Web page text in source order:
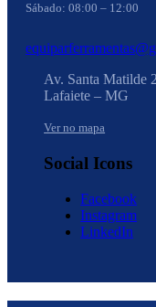
Sábado: 08:00 – 12:00
Av. Santa Matilde
Lafaiete – MG
Ver no mapa
Social Icons
Facebook
Instagram
LinkedIn